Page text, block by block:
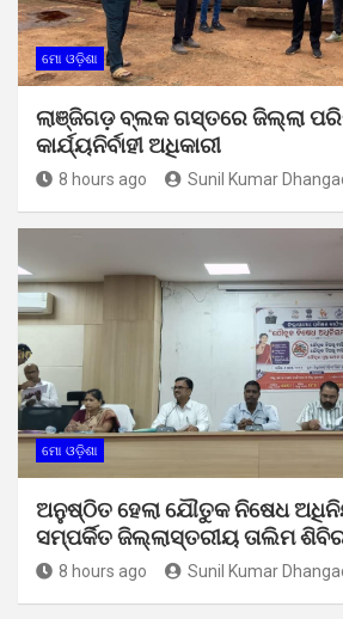
ମୋ ଓଡ଼ିଶା
ଲାଞ୍ଜିଗଡ଼ ବ୍ଲକ ଗସ୍ତରେ ଜିଲ୍ଲା
କାର୍ଯ୍ୟନିର୍ବାହୀ ଅଧିକାରୀ
8 hours ago Sunil Kumar
ମୋ ଓଡ଼ିଶା
ଅନୁଷ୍ଠିତ ହେଲା ଯୌତୁକ ନିଷେଧ
ସମ୍ପର୍କିତ ଜିଲ୍ଲାସ୍ତରୀୟ ତାଲିମ
8 hours ago Sunil Kumar